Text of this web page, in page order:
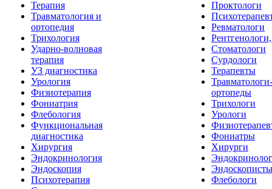
Терапия
Травматология и
ортопедия
Трихология
Ударно-волновая
терапия
УЗ диагностика
Урология
Физиотерапия
Фониатрия
Флебология
Функциональная
диагностика
Хирургия
Эндокринология
Эндоскопия
Психотерапия
Проктологи
Ревматологи
Стоматологи
Сурдологи
Терапевты
Травматологи-
ортопеды
Трихологи
Урологи
Фониатры
Хирурги
Эндоскописты
Флебологи